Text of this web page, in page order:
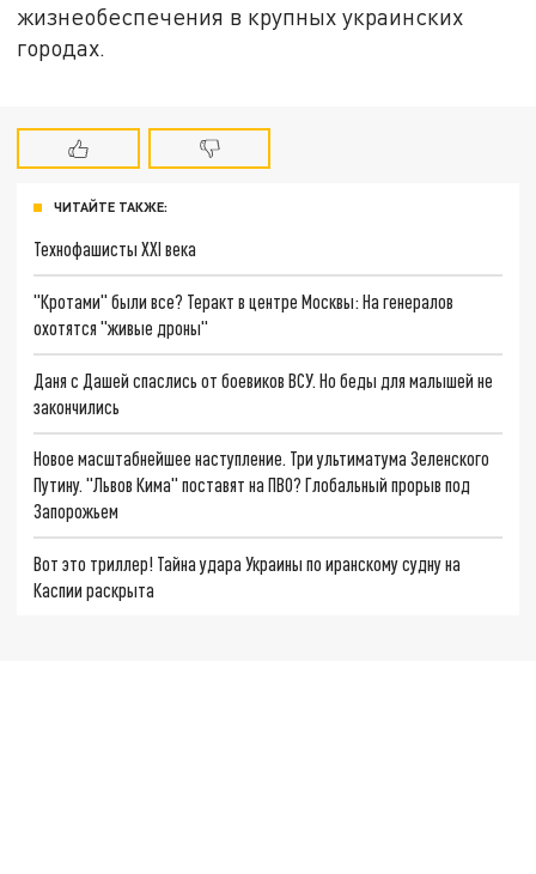
жизнеобеспечения в крупных украинских
городах.
ЧИТАЙТЕ ТАКЖЕ:
Технофашисты XXI века
"Кротами" были все? Теракт в центре Москвы: На генералов
охотятся "живые дроны"
Даня с Дашей спаслись от боевиков ВСУ. Но беды для малышей не
закончились
Новое масштабнейшее наступление. Три ультиматума Зеленского
Путину. "Львов Кима" поставят на ПВО? Глобальный прорыв под
Запорожьем
Вот это триллер! Тайна удара Украины по иранскому судну на
Каспии раскрыта